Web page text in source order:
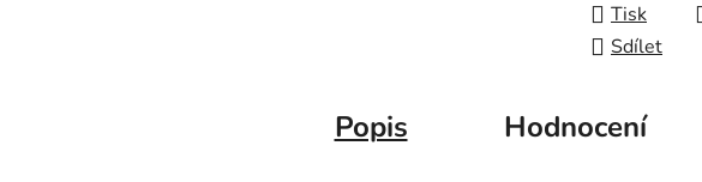
Tisk
Sdílet
Popis Hodnocení